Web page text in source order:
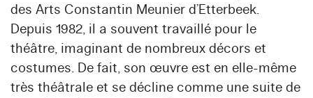
des Arts Constantin Meunier d’Etterbeek.
Depuis 1982, il a souvent travaillé pour le
théâtre, imaginant de nombreux décors et
costumes. De fait, son œuvre est en elle-même
très théâtrale et se décline comme une suite de